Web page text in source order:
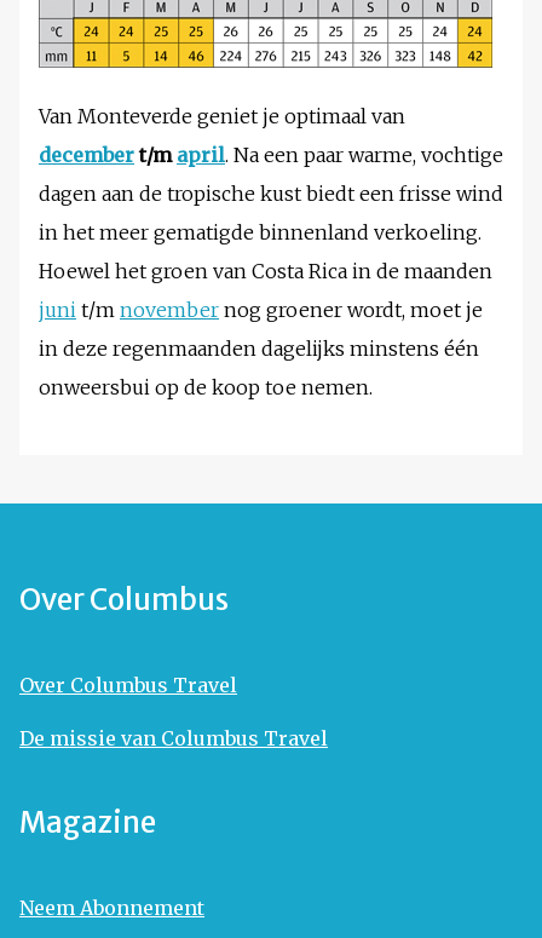
Van Monteverde geniet je optimaal van
decembert/m april. Na een paar warme, vochtige
dagen aan de tropische kust biedt een frisse wind
in het meer gematigde binnenland verkoeling.
Hoewel het groen van Costa Rica in de maanden
juni t/m november nog groener wordt, moet je
in deze regenmaanden dagelijks minstens één
onweersbui op de koop toe nemen.
Over Columbus
Over Columbus Travel
De missie van Columbus Travel
Magazine
Neem Abonnement